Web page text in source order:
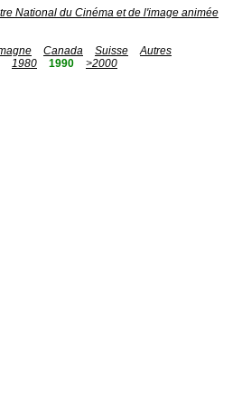
National du Cinéma et de l'image animée
Canada Suisse
Autres
1980 1990
>2000